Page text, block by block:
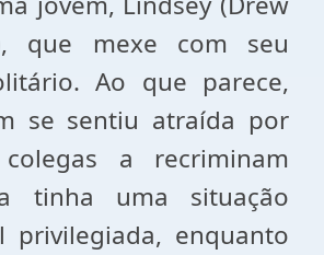
que mexe com seu
Ao que parece,
se sentiu atraída por
a recriminam
tinha uma situação
privilegiada, enquanto